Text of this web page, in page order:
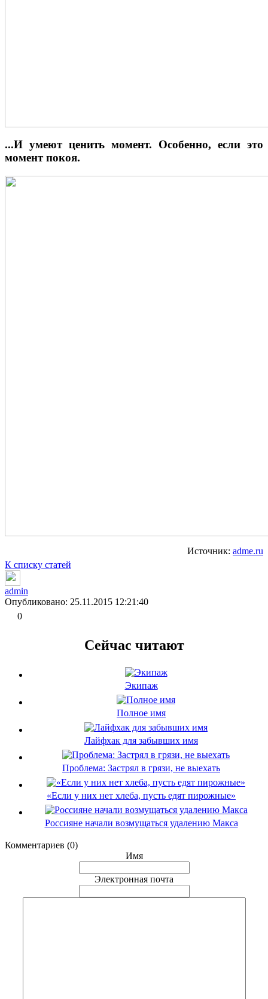
...И умеют ценить момент. Особенно, если это
момент покоя.
Источник: adme.ru
К списку статей
admin
Опубликовано: 25.11.2015 12:21:40
0
Сейчас читают
Экипаж
Полное имя
Лайфхак для забывших имя
Проблема: Застрял в грязи, не выехать
«Если у них нет хлеба, пусть едят пирожные»
Россияне начали возмущаться удалению Макса
Комментариев (0)
Имя
Электронная почта